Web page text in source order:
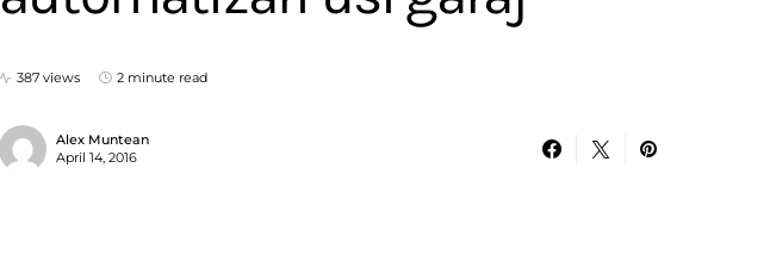
387 views 2 minute read
Alex Muntean
April 14, 2016